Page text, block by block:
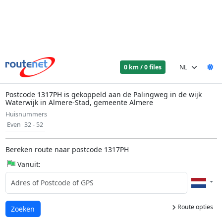
0 km / 0 files
Postcode 1317PH is gekoppeld aan de Palingweg in de wijk
Waterwijk in Almere-Stad, gemeente Almere
Huisnummers
Even 32 - 52
Bereken route naar postcode 1317PH
Vanuit:
Route opties
Laden...
Zoeken